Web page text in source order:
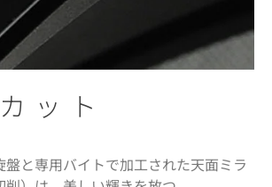
ット
と専用バイトで加工された天面ミラ